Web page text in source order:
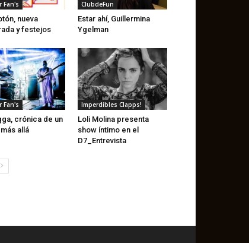
Fan's
nueva
y festejos
ClubdeFun
Estar ahí, Guillermina
Ygelman
Fan's
crónica de un
allá
Imperdibles Clapps!
Loli Molina presenta
show íntimo en el
D7_Entrevista